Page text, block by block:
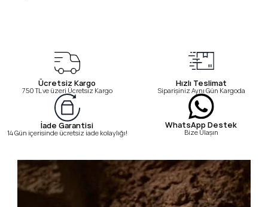
Ücretsiz Kargo
750 TL ve üzeri Ücretsiz Kargo
Hızlı Teslimat
Siparişiniz Aynı Gün Kargoda
İade Garantisi
14 Gün içerisinde ücretsiz iade kolaylığı!
WhatsApp Destek
Bize Ulaşın